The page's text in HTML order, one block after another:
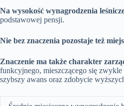
Na wysokość wynagrodzenia
podstawowej pensji.
Nie bez znaczenia pozostaje też
Znaczenie ma także charakter
funkcyjnego, mieszczącego się
szybszy awans oraz zdobycie